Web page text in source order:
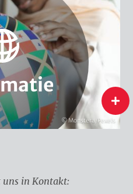
© Monstera/Pexels
flip
uns in Kontakt: